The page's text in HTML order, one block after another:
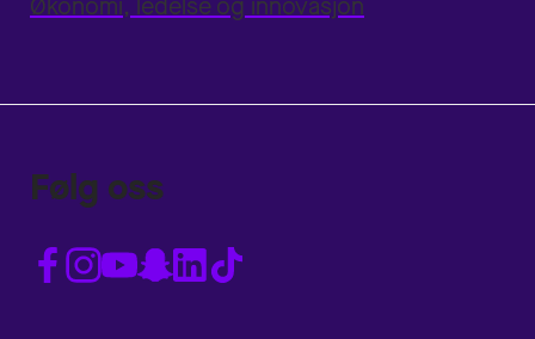
Økonomi, ledelse og innovasjon
Følg oss